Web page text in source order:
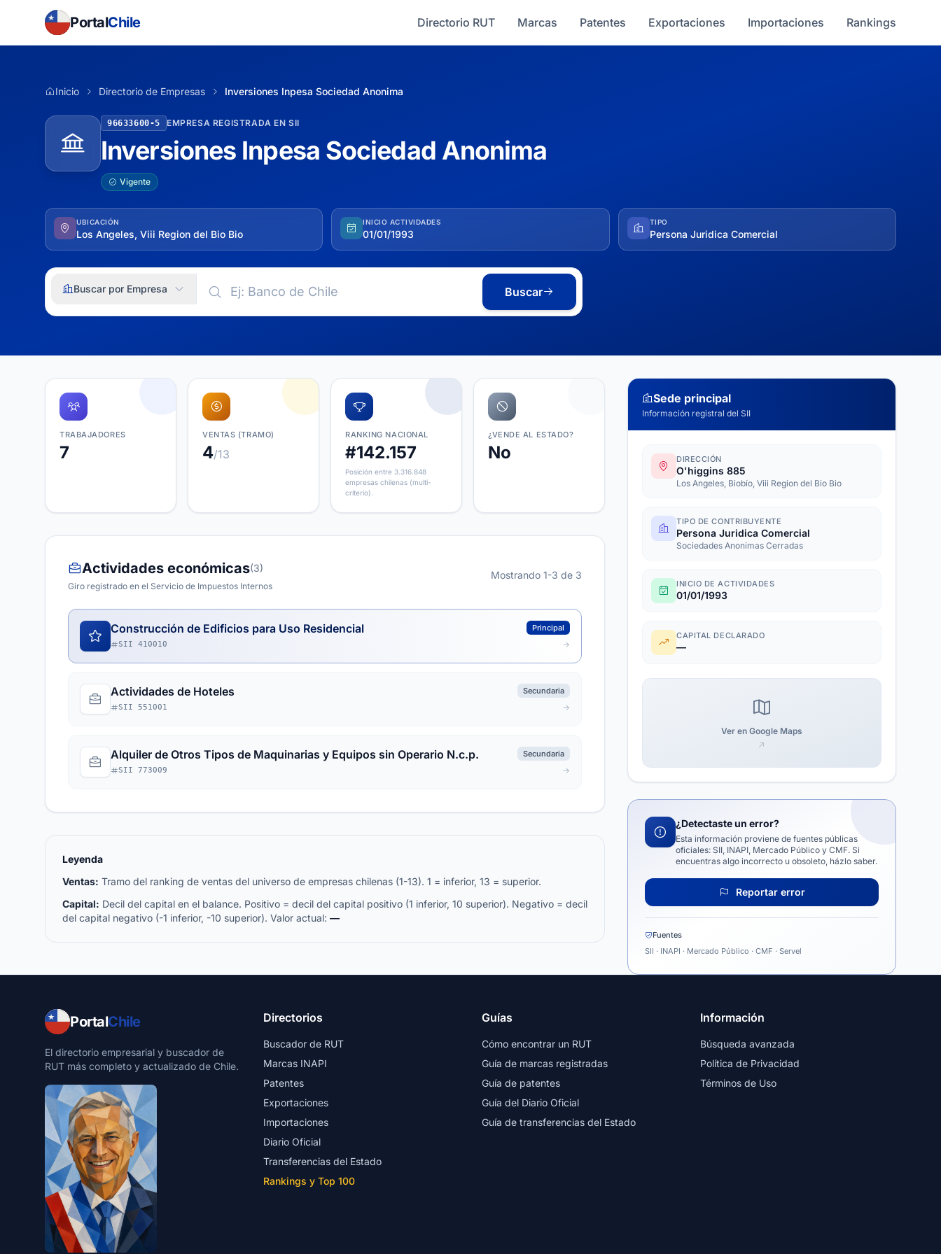
PortalChile Directorio RUT Marcas Patentes Exportaciones Importaciones Rankings
Inicio Directorio de Empresas Inversiones Inpesa Sociedad Anonima
96633600-5 EMPRESA REGISTRADA EN SII
Inversiones Inpesa Sociedad Anonima
Vigente
UBICACIÓN
Los Angeles, Viii Region del Bio Bio
INICIO ACTIVIDADES
01/01/1993
TIPO
Persona Juridica Comercial
Buscar por Empresa Buscar
TRABAJADORES
7
VENTAS (TRAMO)
4/13
RANKING NACIONAL
#142.157
Posición entre 3.316.848
empresas chilenas (multi-
criterio).
¿VENDE AL ESTADO?
No
Actividades económicas(3)
Giro registrado en el Servicio de Impuestos Internos
Mostrando 1-3 de 3
Construcción de Edificios para Uso Residencial Principal
SII 410010
Actividades de Hoteles Secundaria
SII 551001
Alquiler de Otros Tipos de Maquinarias y Equipos sin Operario N.c.p. Secundaria
SII 773009
Leyenda
Ventas: Tramo del ranking de ventas del universo de empresas chilenas (1-13). 1 = inferior, 13 = superior.
Capital: Decil del capital en el balance. Positivo = decil del capital positivo (1 inferior, 10 superior). Negativo = decil
del capital negativo (-1 inferior, -10 superior). Valor actual: —
Sede principal
Información registral del SII
DIRECCIÓN
O'higgins 885
Los Angeles, Biobío, Viii Region del Bio Bio
TIPO DE CONTRIBUYENTE
Persona Juridica Comercial
Sociedades Anonimas Cerradas
INICIO DE ACTIVIDADES
01/01/1993
CAPITAL DECLARADO
—
Ver en Google Maps
¿Detectaste un error?
Esta información proviene de fuentes públicas
oficiales: SII, INAPI, Mercado Público y CMF. Si
encuentras algo incorrecto u obsoleto, házlo saber.
Reportar error
Fuentes
SII · INAPI · Mercado Público · CMF · Servel
PortalChile
El directorio empresarial y buscador de
RUT más completo y actualizado de Chile.
Directorios
Buscador de RUT
Marcas INAPI
Patentes
Exportaciones
Importaciones
Diario Oficial
Transferencias del Estado
Rankings y Top 100
Guías
Cómo encontrar un RUT
Guía de marcas registradas
Guía de patentes
Guía del Diario Oficial
Guía de transferencias del Estado
Información
Búsqueda avanzada
Política de Privacidad
Términos de Uso